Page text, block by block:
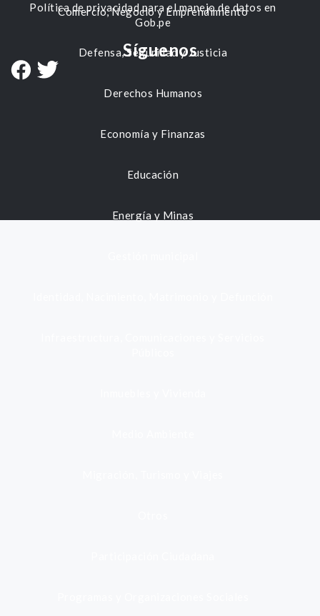
Comercio, Negocio y Emprendimiento
Defensa, Seguridad y Justicia
Derechos Humanos
Economía y Finanzas
Educación
Energía y Minas
Política de privacidad para el manejo de datos en
Gob.pe
Síguenos